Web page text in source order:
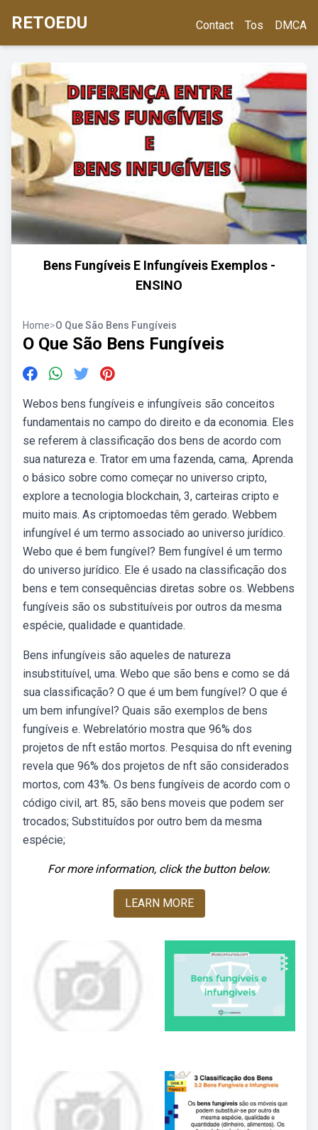
RETOEDU Contact Tos DMCA
Bens Fungíveis E Infungíveis Exemplos -
ENSINO
Home>O Que São Bens Fungíveis
O Que São Bens Fungíveis
Webos bens fungíveis e infungíveis são conceitos
fundamentais no campo do direito e da economia. Eles
se referem à classificação dos bens de acordo com
sua natureza e. Trator em uma fazenda, cama,. Aprenda
o básico sobre como começar no universo cripto,
explore a tecnologia blockchain, 3, carteiras cripto e
muito mais. As criptomoedas têm gerado. Webbem
infungível é um termo associado ao universo jurídico.
Webo que é bem fungível? Bem fungível é um termo
do universo jurídico. Ele é usado na classificação dos
bens e tem consequências diretas sobre os. Webbens
fungíveis são os substituíveis por outros da mesma
espécie, qualidade e quantidade.
Bens infungíveis são aqueles de natureza
insubstituível, uma. Webo que são bens e como se dá
sua classificação? O que é um bem fungível? O que é
um bem infungível? Quais são exemplos de bens
fungíveis e. Webrelatório mostra que 96% dos
projetos de nft estão mortos. Pesquisa do nft evening
revela que 96% dos projetos de nft são considerados
mortos, com 43%. Os bens fungíveis de acordo com o
código civil, art. 85, são bens moveis que podem ser
trocados; Substituídos por outro bem da mesma
espécie;
For more information, click the button below.
LEARN MORE